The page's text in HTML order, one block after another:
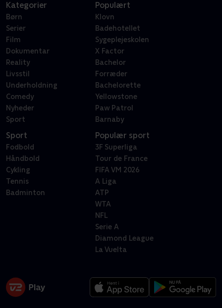
Kategorier
Børn
Serier
Film
Dokumentar
Reality
Livsstil
Underholdning
Comedy
Nyheder
Sport
Populært
Klovn
Badehotellet
Sygeplejeskolen
X Factor
Bachelor
Forræder
Bachelorette
Yellowstone
Paw Patrol
Barnaby
Sport
Fodbold
Håndbold
Cykling
Tennis
Badminton
Populær sport
3F Superliga
Tour de France
FIFA VM 2026
A Liga
ATP
WTA
NFL
Serie A
Diamond League
La Vuelta